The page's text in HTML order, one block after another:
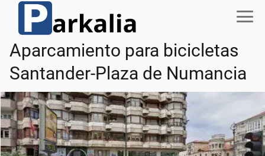
Aparcamiento para bicicletas
Santander-Plaza de Numancia